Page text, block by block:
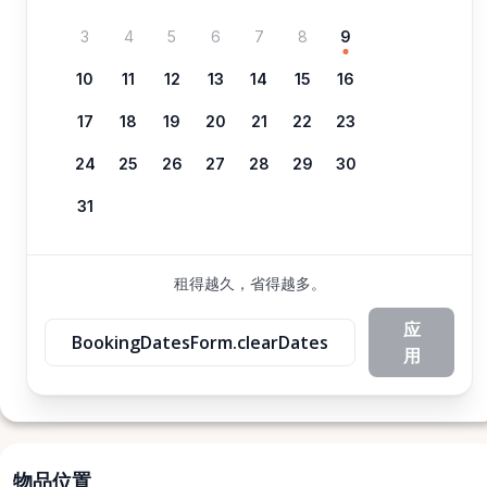
3 4 5 6 7 8 9
10 11 12 13 14 15 16
17 18 19 20 21 22 23
24 25 26 27 28 29 30
31
租得越久，省得越多。
BookingDatesForm.clearDates
应
用
物品位置